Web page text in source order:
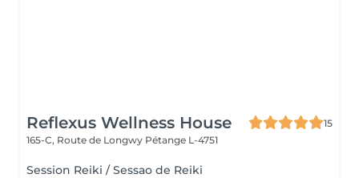
Reflexus Wellness House
15
165-C, Route de Longwy Pétange L-4751
Session Reiki / Sessao de Reiki